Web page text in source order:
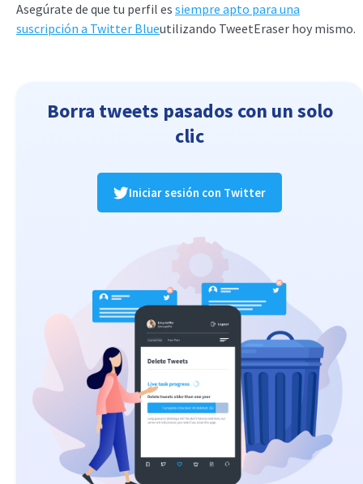
Asegúrate de que tu perfil es siempre apto para una
suscripción a Twitter Blueutilizando TweetEraser hoy mismo.
Borra tweets pasados con un solo
clic
Iniciar sesión con Twitter